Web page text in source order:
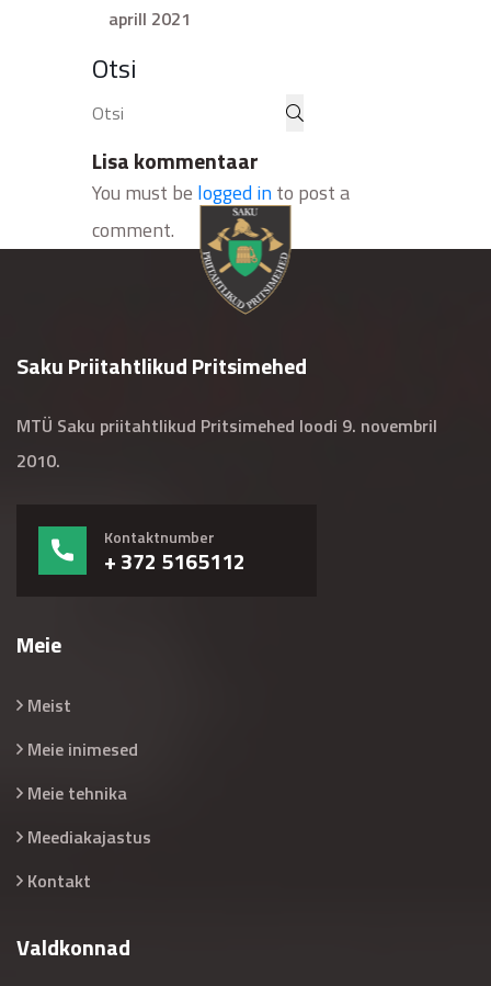
aprill 2021
Otsi
Lisa kommentaar
You must be logged into post a
comment.
Saku Priitahtlikud Pritsimehed
MTÜ Saku priitahtlikud Pritsimehed loodi 9. novembril
2010.
Kontaktnumber
+ 372 5165112
Meie
Meist
Meie inimesed
Meie tehnika
Meediakajastus
Kontakt
Valdkonnad